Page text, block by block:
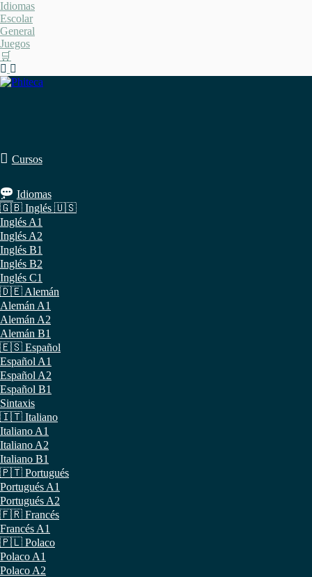
Saltar
al
contenido
Idiomas
Escolar
General
Juegos
🛒
Cursos
Idiomas
🇬🇧 Inglés 🇺🇸
Inglés A1
Inglés A2
Inglés B1
Inglés B2
Inglés C1
🇩🇪 Alemán
Alemán A1
Alemán A2
Alemán B1
🇪🇸 Español
Español A1
Español A2
Español B1
Sintaxis
🇮🇹 Italiano
Italiano A1
Italiano A2
Italiano B1
🇵🇹 Portugués
Portugués A1
Portugués A2
🇫🇷 Francés
Francés A1
🇵🇱 Polaco
Polaco A1
Polaco A2